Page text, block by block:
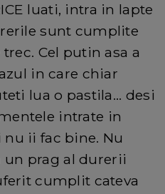
luati, intra in lapte
sunt cumplite
Cel putin asa a
in care chiar
lua o pastila... desi
intrate in
ii fac bine. Nu
prag al durerii
cumplit cateva